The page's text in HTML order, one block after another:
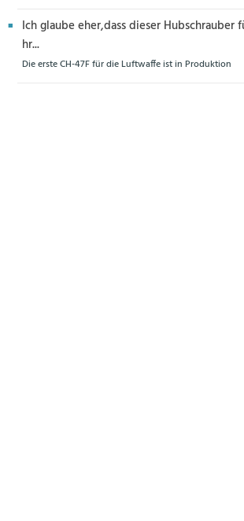
Ich glaube eher,dass dieser Hubschrauber
hr...
Die erste CH-47F für die Luftwaffe ist in Produktion